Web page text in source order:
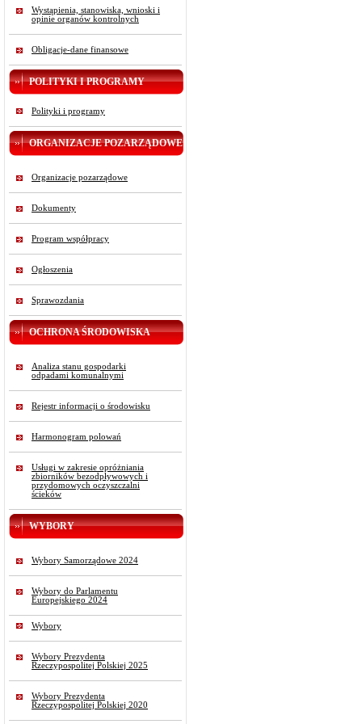
Wystąpienia, stanowiska, wnioski i
opinie organów kontrolnych
Obligacje-dane finansowe
POLITYKI I PROGRAMY
Polityki i programy
ORGANIZACJE POZARZĄDOWE
Organizacje pozarządowe
Dokumenty
Program współpracy
Ogłoszenia
Sprawozdania
OCHRONA ŚRODOWISKA
Analiza stanu gospodarki
odpadami komunalnymi
Rejestr informacji o środowisku
Harmonogram polowań
Usługi w zakresie opróżniania
zbiorników bezodpływowych i
przydomowych oczyszczalni
ścieków
WYBORY
Wybory Samorządowe 2024
Wybory do Parlamentu
Europejskiego 2024
Wybory
Wybory Prezydenta
Rzeczypospolitej Polskiej 2025
Wybory Prezydenta
Rzeczypospolitej Polskiej 2020